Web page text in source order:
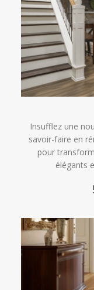
Insufflez une
savoir-faire en
pour
élégants